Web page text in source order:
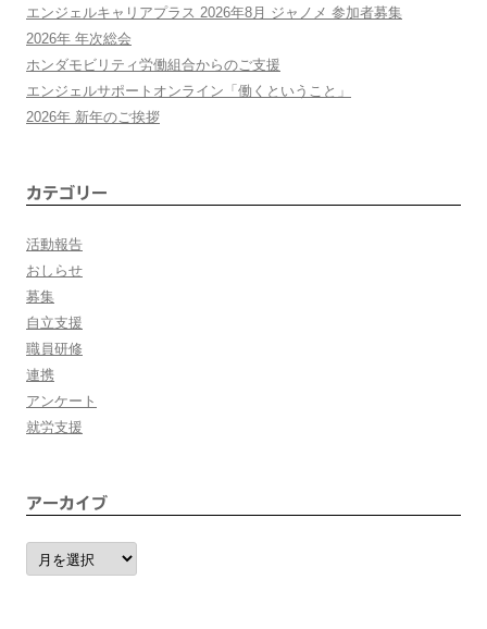
ゲ
ー
シ
エンジェルキャリアプラス 2026年8月 ジャノメ 参加者募集
2026年 年次総会
ホンダモビリティ労働組合からのご支援
エンジェルサポートオンライン「働くということ」
2026年 新年のご挨拶
カテゴリー
活動報告
おしらせ
募集
自立支援
職員研修
連携
アンケート
就労支援
アーカイブ
ア
ー
カ